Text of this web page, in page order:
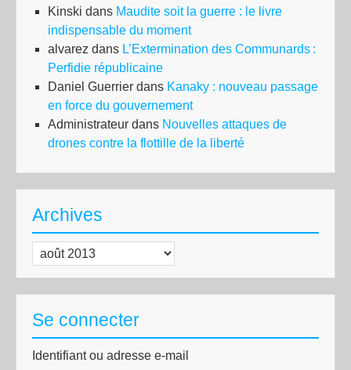
Kinski dans Maudite soit la guerre : le livre
indispensable du moment
alvarez dans L’Extermination des Communards :
Perfidie républicaine
Daniel Guerrier dans Kanaky : nouveau passage
en force du gouvernement
Administrateur dans Nouvelles attaques de
drones contre la flottille de la liberté
Archives
Archives
Se connecter
Identifiant ou adresse e-mail